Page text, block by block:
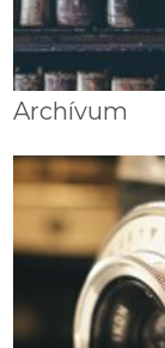
Archívum